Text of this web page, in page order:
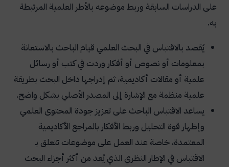
8- ضعف الربط بين الاقتباسات والتحليل الشخصي
10- ضعف تنظيم الاقتباسات داخل البحث
11- تجاهل قواعد الأمانة العلمية أثناء إعداد الخطة
البحثية
أمثلة على الاقتباس في البحث العلمي
1- مثال على الاقتباس المباشر
على الدراسات السابقة وربط موضوعه بالأطر العلمية المرتبطة
به.
يُقصد بالاقتباس في البحث العلمي قيام الباحث بالاستعانة
بمعلومات أو نصوص أو أفكار وردت في كتب أو رسائل
علمية أو مقالات أكاديمية، ثم إدراجها داخل البحث بطريقة
علمية منظمة مع الإشارة إلى المصدر الأصلي بشكل واضح.
يساعد الاقتباس الباحث على تعزيز جودة المحتوى العلمي
وإظهار قوة التحليل وربط الأفكار بالمراجع الأكاديمية
المعتمدة، خاصة عند العمل على موضوعات تتعلق بـ
الاقتباس في الإطار النظري الذي يُعد من أكثر أجزاء البحث